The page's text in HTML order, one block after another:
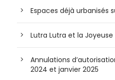
Espaces déjà urbanisés
Lutra Lutra et la Joyeuse
Annulations
2024 et janvier 2025